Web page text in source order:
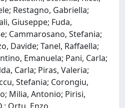
Restagno, Gabriella;
Giuseppe; Fuda,
Cammarosano, Stefania;
Davide; Tanel, Raffaella;
Emanuela; Pani, Carla;
Carla; Piras, Valeria;
Stefania; Corongiu,
Milia, Antonio; Pirisi,
Ortu, Enzo